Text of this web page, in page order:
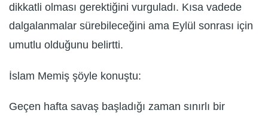
dikkatli olması gerektiğini vurguladı. Kısa vadede
dalgalanmalar sürebileceğini ama Eylül sonrası için
umutlu olduğunu belirtti.
İslam Memiş şöyle konuştu:
Geçen hafta savaş başladığı zaman sınırlı bir